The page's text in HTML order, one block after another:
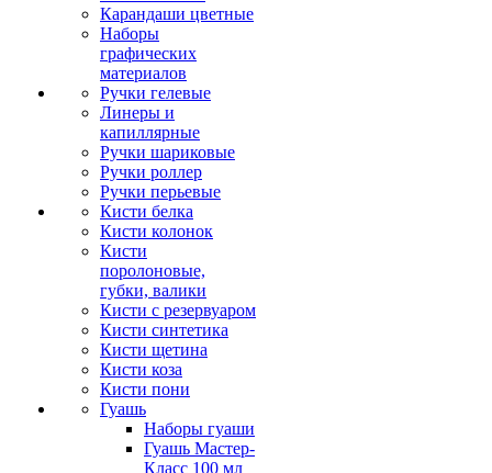
Карандаши цветные
Наборы
графических
материалов
Ручки гелевые
Линеры и
капиллярные
Ручки шариковые
Ручки роллер
Ручки перьевые
Кисти белка
Кисти колонок
Кисти
поролоновые,
губки, валики
Кисти с резервуаром
Кисти синтетика
Кисти щетина
Кисти коза
Кисти пони
Гуашь
Наборы гуаши
Гуашь Мастер-
Класс 100 мл